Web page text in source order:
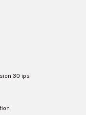
30 ips